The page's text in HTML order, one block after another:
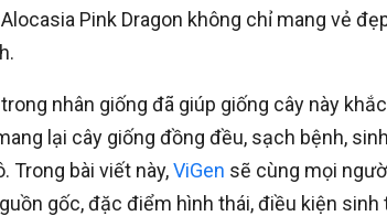
Pink Dragon không chỉ mang vẻ
nhân giống đã giúp giống cây này
lại cây giống đồng đều, sạch bệnh,
Trong bài viết này,ViGen sẽ cùng mọi
gốc, đặc điểm hình thái, điều kiện